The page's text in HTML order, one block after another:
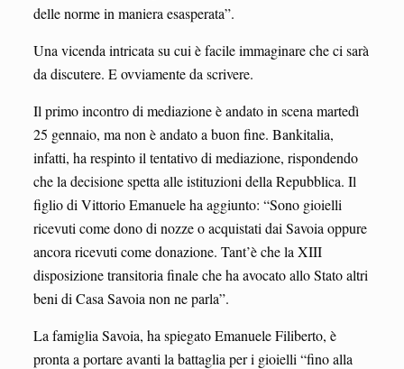
delle norme in maniera esasperata”.
Una vicenda intricata su cui è facile immaginare che ci sarà
da discutere. E ovviamente da scrivere.
Il primo incontro di mediazione è andato in scena martedì
25 gennaio, ma non è andato a buon fine. Bankitalia,
infatti, ha respinto il tentativo di mediazione, rispondendo
che la decisione spetta alle istituzioni della Repubblica. Il
figlio di Vittorio Emanuele ha aggiunto: “Sono gioielli
ricevuti come dono di nozze o acquistati dai Savoia oppure
ancora ricevuti come donazione. Tant’è che la XIII
disposizione transitoria finale che ha avocato allo Stato altri
beni di Casa Savoia non ne parla”.
La famiglia Savoia, ha spiegato Emanuele Filiberto, è
pronta a portare avanti la battaglia per i gioielli “fino alla